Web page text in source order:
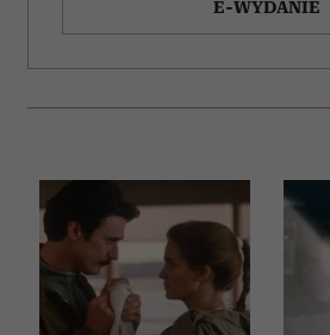
E-WYDANIE